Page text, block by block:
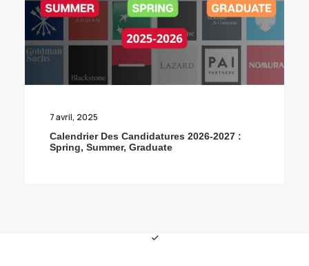
7 avril, 2025
Calendrier Des Candidatures 2026-2027 :
Spring, Summer, Graduate